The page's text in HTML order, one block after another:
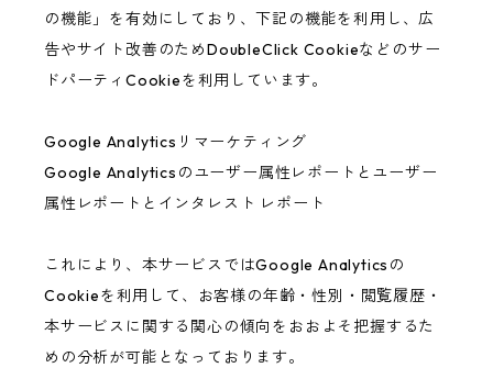
の機能」を有効にしており、下記の機能を利用し、広
告やサイト改善のためDoubleClick Cookieなどのサー
ドパーティCookieを利用しています。
Google Analyticsリマーケティング
Google Analyticsのユーザー属性レポートとユーザー
属性レポートとインタレスト レポート
これにより、本サービスではGoogle Analyticsの
Cookieを利用して、お客様の年齢・性別・閲覧履歴・
本サービスに関する関心の傾向をおおよそ把握するた
めの分析が可能となっております。